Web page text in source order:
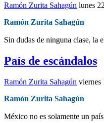
Ramón Zurita Sahagún lunes
Ramón Zurita Sahagún
Sin dudas de ninguna clase, la
País de escándalos
Ramón Zurita Sahagún viernes
Ramón Zurita Sahagún
México no es solamente un